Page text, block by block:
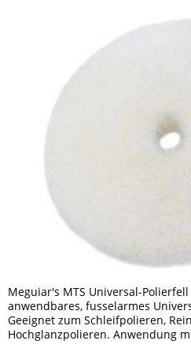
Meguiar's MTS Universal-
anwendbares, fusselarmes
Geeignet zum Schleifpolieren,
Hochglanzpolieren. Anwendung